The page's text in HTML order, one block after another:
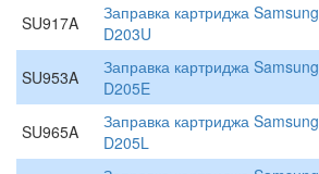
SU917A
Заправка картриджа Samsung
D203U
SU953A
Заправка картриджа Samsung
D205E
SU965A
Заправка картриджа Samsung
D205L